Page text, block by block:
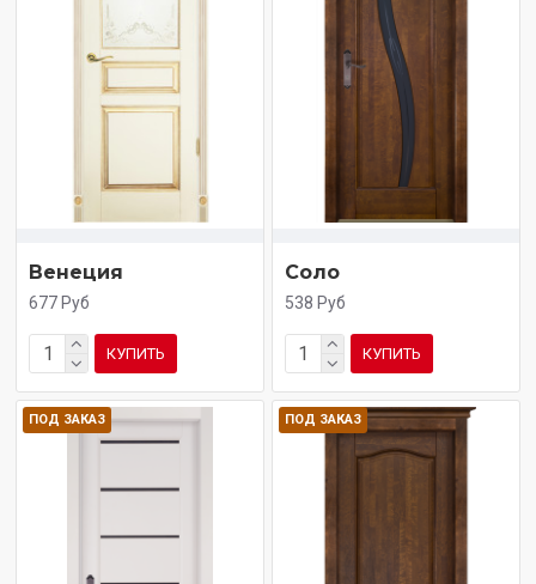
Венеция
677 Руб
КУПИТЬ
Соло
538 Руб
КУПИТЬ
ПОД ЗАКАЗ ПОД ЗАКАЗ